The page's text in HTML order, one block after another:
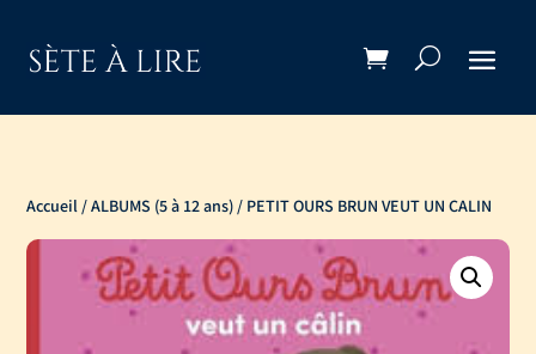
Accueil /ALBUMS (5 à 12 ans) / PETIT OURS BRUN VEUT UN CALIN